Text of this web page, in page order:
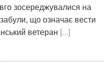
зосереджувалися на
що означає вести
ветеран [...]